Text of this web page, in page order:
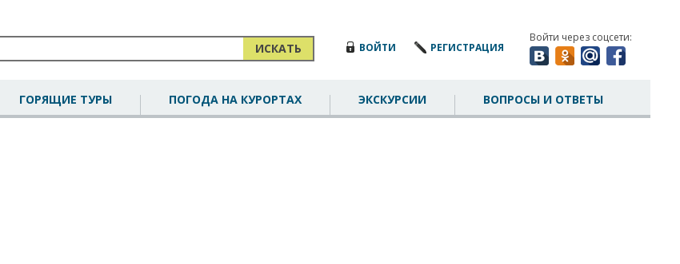
ИСКАТЬ ВОЙТИ РЕГИСТРАЦИЯ
Войти через соцсети:
ГОРЯЩИЕ ТУРЫ ПОГОДА НА КУРОРТАХ ЭКСКУРСИИ ВОПРОСЫ И ОТВЕТЫ